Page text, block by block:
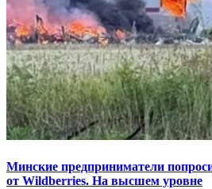
Минские предприниматели
от Wildberries. На высшем уровне